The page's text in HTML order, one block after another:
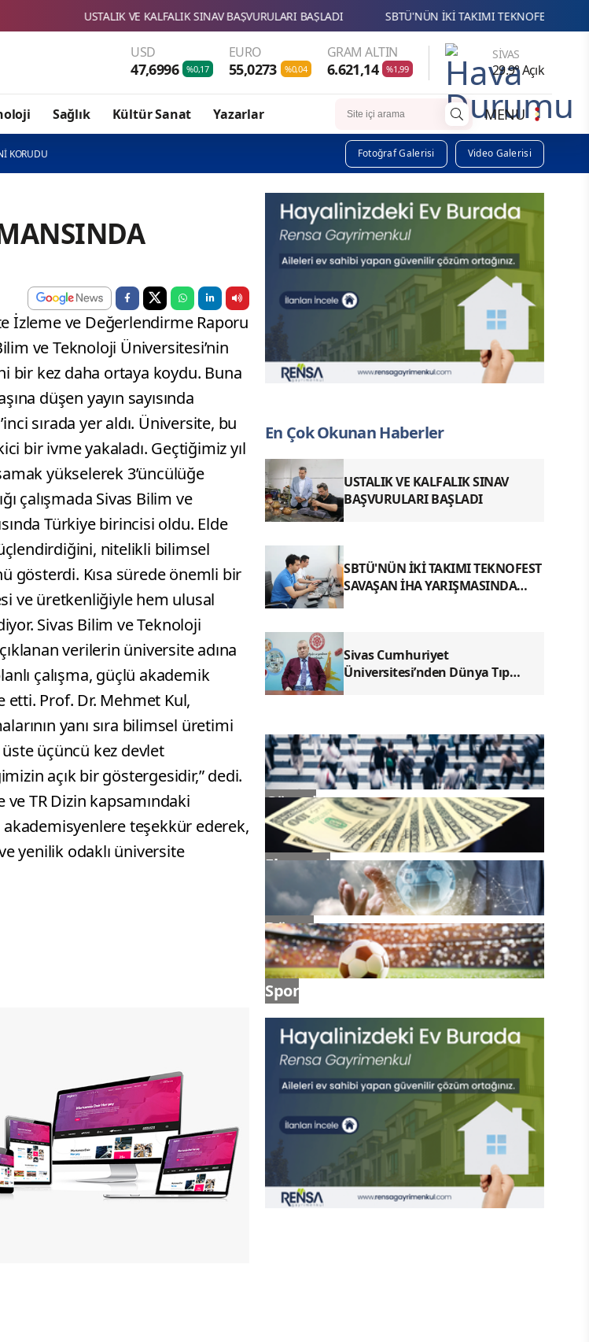
KALFALIK SINAV BAŞVURULARI BAŞLADI SBTÜ'NÜN İKİ TAKIMI TEKNOFEST SAVAŞAN İHA YARIŞMASINDA
USD
47,6996 %0,17
EURO
55,0273 %0,04
GRAM ALTIN
6.621,14 %1,99
SIVAS
29.9° Açık
Sağlık Kültür Sanat Yazarlar MENU
KORUDU Fotoğraf Galerisi Video Galerisi
İzleme ve Değerlendirme Raporu
ve Teknoloji Üniversitesi’nin
bir kez daha ortaya koydu. Buna
düşen yayın sayısında
sırada yer aldı. Üniversite, bu
bir ivme yakaladı. Geçtiğimiz yıl
yükselerek 3’üncülüğe
çalışmada Sivas Bilim ve
Türkiye birincisi oldu. Elde
nitelikli bilimsel
gösterdi. Kısa sürede önemli bir
ve üretkenliğiyle hem ulusal
Sivas Bilim ve Teknoloji
verilerin üniversite adına
çalışma, güçlü akademik
etti. Prof. Dr. Mehmet Kul,
yanı sıra bilimsel üretimi
üçüncü kez devlet
açık bir göstergesidir,” dedi.
TR Dizin kapsamındaki
teşekkür ederek,
yenilik odaklı üniversite
En Çok Okunan Haberler
USTALIK VE KALFALIK SINAV
BAŞVURULARI BAŞLADI
SBTÜ'NÜN İKİ TAKIMI TEKNOFEST
SAVAŞAN İHA YARIŞMASINDA
Sivas Cumhuriyet
Üniversitesi’nden Dünya Tıp
Güncel
Ekonomi
Dünya
Spor